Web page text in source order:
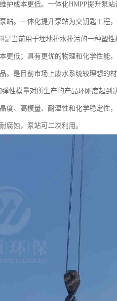
护成本更低。一体化HMPP提升泵
站。一体化提升泵站为交钥匙工程
是当前用于埋地排水排污的一种塑
更低；具有更优的物理和化学性能
。是目前市场上废水系统较理想的
弹性模量对所生产的产品环刚度起
度、高模量、耐温性和化学稳定性
腐蚀，泵站可二次利用。